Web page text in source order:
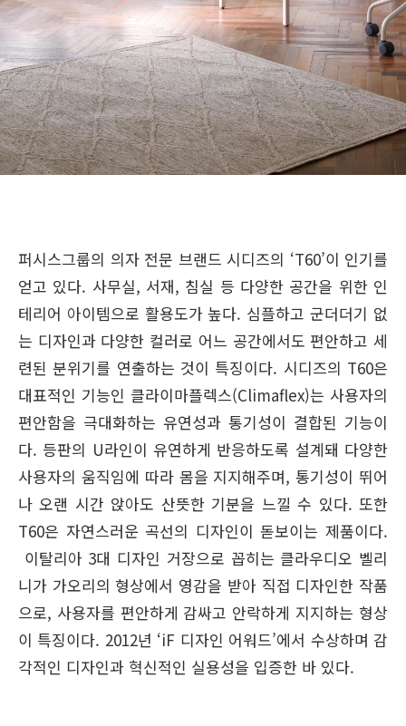
퍼시스그룹의 의자 전문 브랜드 시디즈의 ‘T60’이 인기를
얻고 있다. 사무실, 서재, 침실 등 다양한 공간을 위한 인
테리어 아이템으로 활용도가 높다. 심플하고 군더더기 없
는 디자인과 다양한 컬러로 어느 공간에서도 편안하고 세
련된 분위기를 연출하는 것이 특징이다. 시디즈의 T60은
대표적인 기능인 클라이마플렉스(Climaflex)는 사용자의
편안함을 극대화하는 유연성과 통기성이 결합된 기능이
다. 등판의 U라인이 유연하게 반응하도록 설계돼 다양한
사용자의 움직임에 따라 몸을 지지해주며, 통기성이 뛰어
나 오랜 시간 앉아도 산뜻한 기분을 느낄 수 있다. 또한
T60은 자연스러운 곡선의 디자인이 돋보이는 제품이다.
이탈리아 3대 디자인 거장으로 꼽히는 클라우디오 벨리
니가 가오리의 형상에서 영감을 받아 직접 디자인한 작품
으로, 사용자를 편안하게 감싸고 안락하게 지지하는 형상
이 특징이다. 2012년 ‘iF 디자인 어워드’에서 수상하며 감
각적인 디자인과 혁신적인 실용성을 입증한 바 있다.